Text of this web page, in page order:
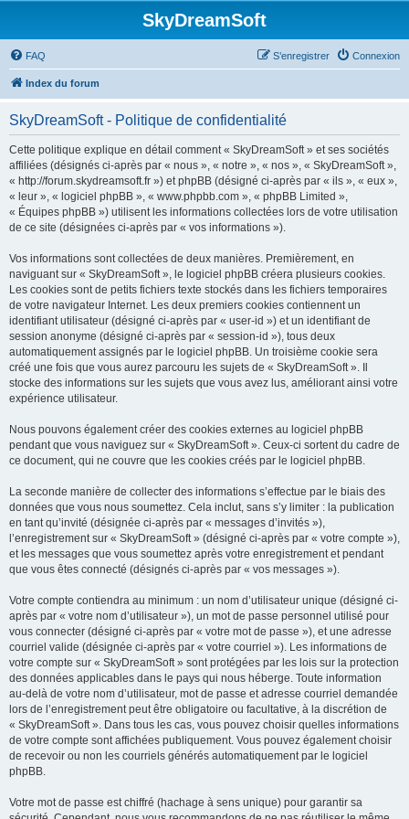
SkyDreamSoft
FAQ Connexion
S’enregistrer
Index du forum
SkyDreamSoft - Politique de confidentialité
Cette politique explique en détail comment « SkyDreamSoft » et ses sociétés
affiliées (désignés ci-après par « nous », « notre », « nos », « SkyDreamSoft »,
« http://forum.skydreamsoft.fr ») et phpBB (désigné ci-après par « ils », « eux »,
« leur », « logiciel phpBB », « www.phpbb.com », « phpBB Limited »,
« Équipes phpBB ») utilisent les informations collectées lors de votre utilisation
de ce site (désignées ci-après par « vos informations »).
Vos informations sont collectées de deux manières. Premièrement, en
naviguant sur « SkyDreamSoft », le logiciel phpBB créera plusieurs cookies.
Les cookies sont de petits fichiers texte stockés dans les fichiers temporaires
de votre navigateur Internet. Les deux premiers cookies contiennent un
identifiant utilisateur (désigné ci-après par « user-id ») et un identifiant de
session anonyme (désigné ci-après par « session-id »), tous deux
automatiquement assignés par le logiciel phpBB. Un troisième cookie sera
créé une fois que vous aurez parcouru les sujets de « SkyDreamSoft ». Il
stocke des informations sur les sujets que vous avez lus, améliorant ainsi votre
expérience utilisateur.
Nous pouvons également créer des cookies externes au logiciel phpBB
pendant que vous naviguez sur « SkyDreamSoft ». Ceux-ci sortent du cadre de
ce document, qui ne couvre que les cookies créés par le logiciel phpBB.
La seconde manière de collecter des informations s’effectue par le biais des
données que vous nous soumettez. Cela inclut, sans s’y limiter : la publication
en tant qu’invité (désignée ci-après par « messages d’invités »),
l’enregistrement sur « SkyDreamSoft » (désigné ci-après par « votre compte »),
et les messages que vous soumettez après votre enregistrement et pendant
que vous êtes connecté (désignés ci-après par « vos messages »).
Votre compte contiendra au minimum : un nom d’utilisateur unique (désigné ci-
après par « votre nom d’utilisateur »), un mot de passe personnel utilisé pour
vous connecter (désigné ci-après par « votre mot de passe »), et une adresse
courriel valide (désignée ci-après par « votre courriel »). Les informations de
votre compte sur « SkyDreamSoft » sont protégées par les lois sur la protection
des données applicables dans le pays qui nous héberge. Toute information
au-delà de votre nom d’utilisateur, mot de passe et adresse courriel demandée
lors de l’enregistrement peut être obligatoire ou facultative, à la discrétion de
« SkyDreamSoft ». Dans tous les cas, vous pouvez choisir quelles informations
de votre compte sont affichées publiquement. Vous pouvez également choisir
de recevoir ou non les courriels générés automatiquement par le logiciel
phpBB.
Votre mot de passe est chiffré (hachage à sens unique) pour garantir sa